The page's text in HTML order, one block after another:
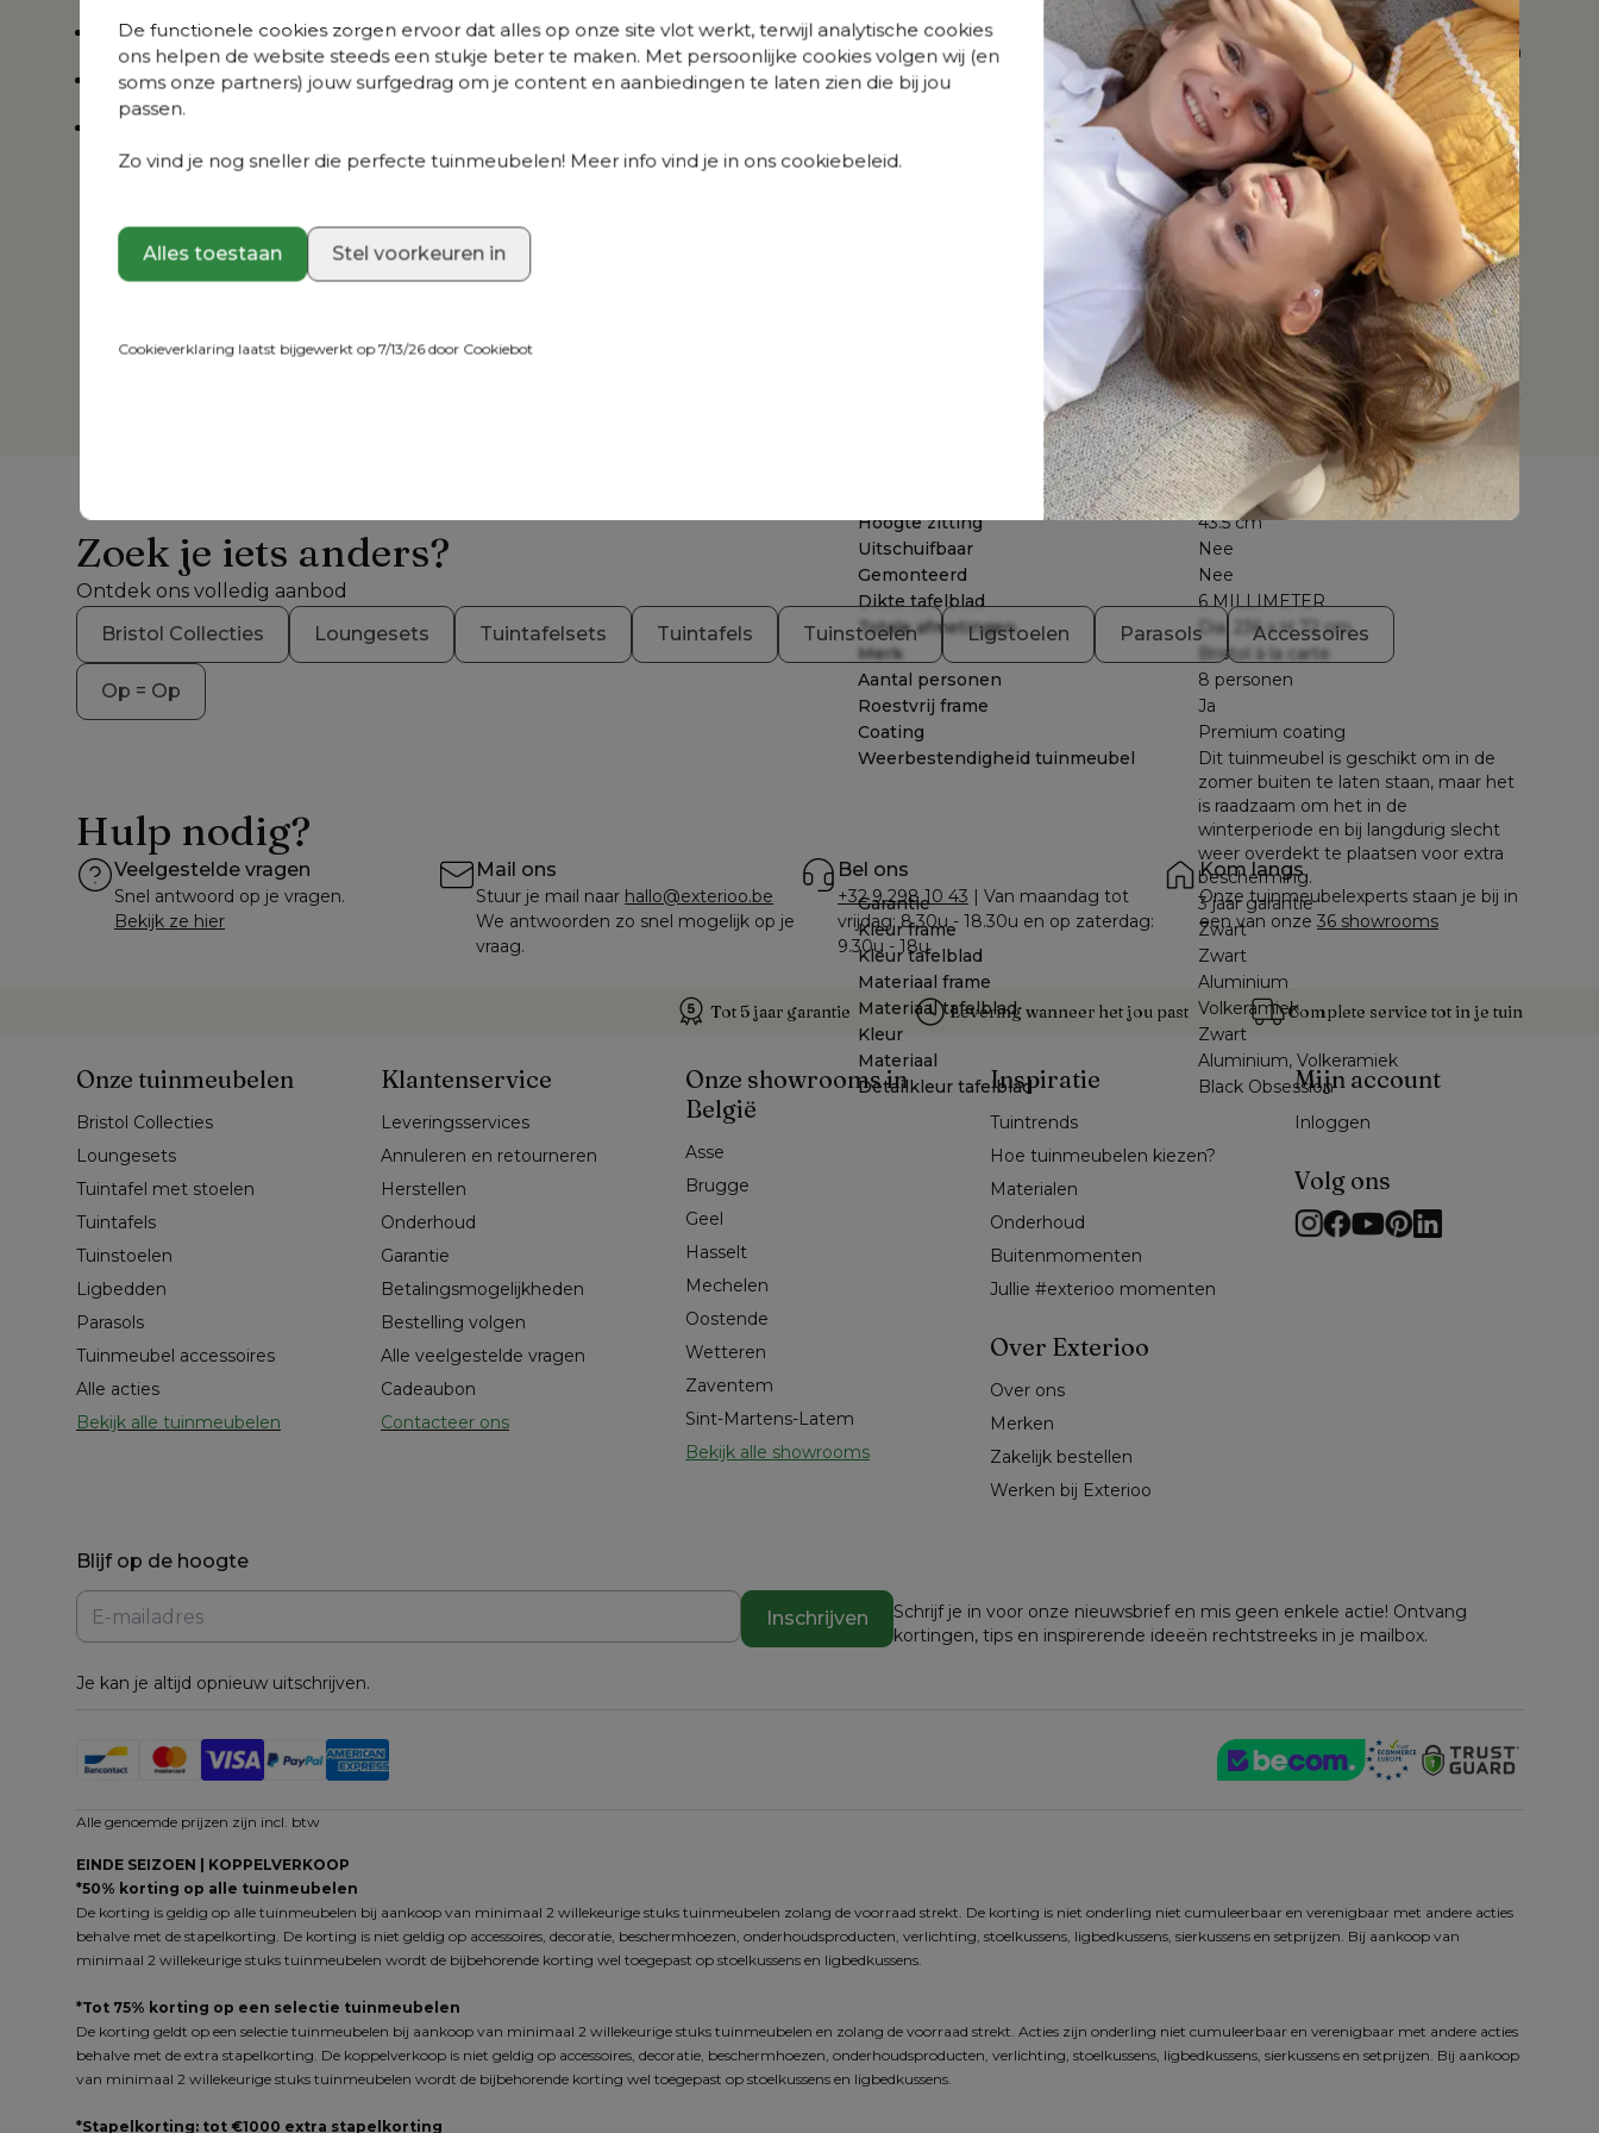
De functionele cookies zorgen ervoor dat alles op onze site vlot werkt, terwijl analytische cookies
ons helpen de website steeds een stukje beter te maken. Met persoonlijke cookies volgen wij (en
soms onze partners) jouw surfgedrag om je content en aanbiedingen te laten zien die bij jou
passen.
Zo vind je nog sneller die perfecte tuinmeubelen! Meer info vind je in ons cookiebeleid.
Alles toestaan Stel voorkeuren in
Cookieverklaring laatst bijgewerkt op 7/13/26 door Cookiebot
Trendy design
Krasbestendig tafelblad
met een goudgele aders die een prachtige marmerlook creëren. Het voordeel
van volkeramische tafelbladen is dat ze krasbestendig zijn en bestand zijn tegen
alle weersomstandigheden.
Goed om te weten
Kies je ervoor om deze tafel zelf te monteren, dan wordt de montagelijm
meegeleverd. Voor het verlijmen heb je een standaard lijmpistool nodig. Heb je
nog geen lijmpistool? Dan kan je eenvoudig een lijmpistool toevoegen aan je
online winkelwagen. Beschik je al over een lijmpistool, dan kan je uiteraard je
Liever zorgeloos genieten? Kies dan voor onze montageservice. Onze ervaren
monteurs beschikken over al het nodige materiaal en zorgen niet alleen voor
de montage, maar ook voor het professioneel verlijmen van het tafelblad.
CB988472
Te zien in de showroom
Nee
Beschermhoes inbegrepen
Nee
Rondino
72 cm
Hoogte zitting
43.5 cm
Uitschuifbaar
Nee
Gemonteerd
Nee
Dikte tafelblad
6 MILLIMETER
Totale afmetingen
Dia. 236 x H 72 cm
Merk
Bristol à la carte
Aantal personen
8 personen
Roestvrij frame
Ja
Coating
Premium coating
Weerbestendigheid tuinmeubel
Dit tuinmeubel is geschikt om in de
zomer buiten te laten staan, maar het
is raadzaam om het in de
winterperiode en bij langdurig slecht
weer overdekt te plaatsen voor extra
bescherming.
Garantie
3 jaar garantie
Kleur frame
Zwart
Kleur tafelblad
Zwart
Materiaal frame
Aluminium
Materiaal tafelblad
Volkeramiek
Kleur
Zwart
Materiaal
Aluminium, Volkeramiek
Detailkleur tafelblad
Black Obsession
Zoek je iets anders?
Ontdek ons volledig aanbod
Bristol Collecties
Loungesets Tuintafelsets Tuintafels Tuinstoelen Ligstoelen Parasols Accessoires
Op = Op
Hulp nodig?
Veelgestelde vragen
Snel antwoord op je vragen.
Bekijk ze hier
Mail ons
Stuur je mail naar hallo@exterioo.be
We antwoorden zo snel mogelijk op je
vraag.
Bel ons
+32 9 298 10 43 | Van maandag tot
vrijdag: 8.30u - 18.30u en op zaterdag:
9.30u - 18u
Kom langs
Onze tuinmeubelexperts staan je bij in
een van onze 36 showrooms
Tot 5 jaar garantie Levering wanneer het jou past Complete service tot in je tuin
Onze tuinmeubelen
Bristol Collecties
Loungesets
Tuintafel met stoelen
Tuintafels
Tuinstoelen
Ligbedden
Parasols
Tuinmeubel accessoires
Alle acties
Bekijk alle tuinmeubelen
Klantenservice
Leveringsservices
Annuleren en retourneren
Herstellen
Onderhoud
Garantie
Betalingsmogelijkheden
Bestelling volgen
Alle veelgestelde vragen
Cadeaubon
Contacteer ons
Onze showrooms in
België
Asse
Brugge
Geel
Hasselt
Mechelen
Oostende
Wetteren
Zaventem
Sint-Martens-Latem
Bekijk alle showrooms
Inspiratie
Tuintrends
Hoe tuinmeubelen kiezen?
Materialen
Onderhoud
Buitenmomenten
Jullie #exterioo momenten
Over Exterioo
Over ons
Merken
Zakelijk bestellen
Werken bij Exterioo
Mijn account
Inloggen
Volg ons
Blijf op de hoogte
Inschrijven
Je kan je altijd opnieuw uitschrijven.
Schrijf je in voor onze nieuwsbrief en mis geen enkele actie! Ontvang
kortingen, tips en inspirerende ideeën rechtstreeks in je mailbox.
Alle genoemde prijzen zijn incl. btw
EINDE SEIZOEN | KOPPELVERKOOP
*50% korting op alle tuinmeubelen
De korting is geldig op alle tuinmeubelen bij aankoop van minimaal 2 willekeurige stuks tuinmeubelen zolang de voorraad strekt. De korting is niet onderling niet cumuleerbaar en verenigbaar met andere acties
behalve met de stapelkorting. De korting is niet geldig op accessoires, decoratie, beschermhoezen, onderhoudsproducten, verlichting, stoelkussens, ligbedkussens, sierkussens en setprijzen. Bij aankoop van
minimaal 2 willekeurige stuks tuinmeubelen wordt de bijbehorende korting wel toegepast op stoelkussens en ligbedkussens.
*Tot 75% korting op een selectie tuinmeubelen
De korting geldt op een selectie tuinmeubelen bij aankoop van minimaal 2 willekeurige stuks tuinmeubelen en zolang de voorraad strekt. Acties zijn onderling niet cumuleerbaar en verenigbaar met andere acties
behalve met de extra stapelkorting. De koppelverkoop is niet geldig op accessoires, decoratie, beschermhoezen, onderhoudsproducten, verlichting, stoelkussens, ligbedkussens, sierkussens en setprijzen. Bij aankoop
van minimaal 2 willekeurige stuks tuinmeubelen wordt de bijbehorende korting wel toegepast op stoelkussens en ligbedkussens.
*Stapelkorting: tot €1000 extra stapelkorting